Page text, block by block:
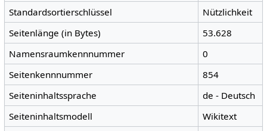
Standardsortierschlüssel
Nützlichkeit
Seitenlänge (in Bytes)
53.628
Namensraumkennnummer
0
Seitenkennnummer
854
Seiteninhaltssprache
de - Deutsch
Seiteninhaltsmodell
Wikitext